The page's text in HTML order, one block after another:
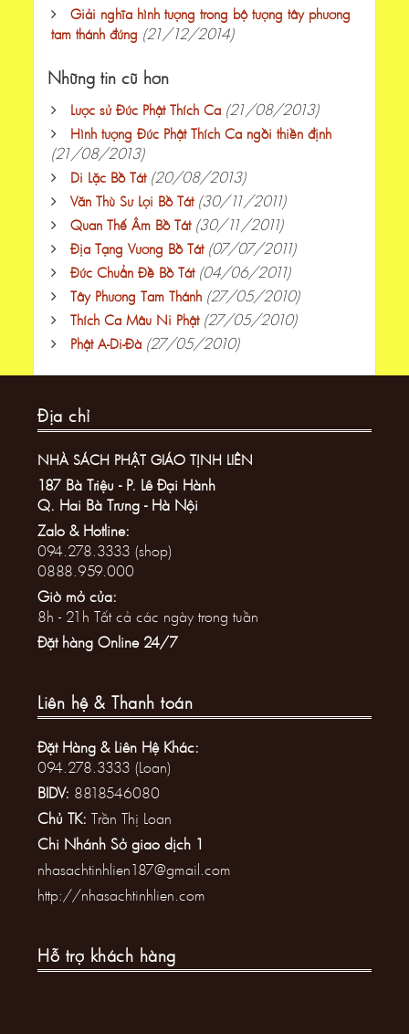
Giải nghĩa hình tượng trong bộ tượng tây phương
tam thánh đứng (21/12/2014)
Những tin cũ hơn
Lược sử Đức Phật Thích Ca (21/08/2013)
Hình tượng Đức Phật Thích Ca ngồi thiền định
(21/08/2013)
Di Lặc Bồ Tát (20/08/2013)
Văn Thù Sư Lợi Bồ Tát (30/11/2011)
Quan Thế Âm Bồ Tát (30/11/2011)
Địa Tạng Vương Bồ Tát (07/07/2011)
Đức Chuẩn Đề Bồ Tát (04/06/2011)
Tây Phương Tam Thánh (27/05/2010)
Thích Ca Mâu Ni Phật (27/05/2010)
Phật A-Di-Đà (27/05/2010)
Địa chỉ
NHÀ SÁCH PHẬT GIÁO TỊNH LIÊN
187 Bà Triệu - P. Lê Đại Hành
Q. Hai Bà Trưng - Hà Nội
Zalo & Hotline:
094.278.3333 (shop)
0888.959.000
Giờ mở cửa:
8h - 21h Tất cả các ngày trong tuần
Đặt hàng Online 24/7
Liên hệ & Thanh toán
Đặt Hàng & Liên Hệ Khác:
094.278.3333 (Loan)
BIDV: 8818546080
Chủ TK: Trần Thị Loan
Chi Nhánh Sở giao dịch 1
nhasachtinhlien187@gmail.com
http://nhasachtinhlien.com
Hỗ trợ khách hàng